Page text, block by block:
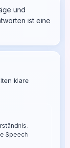
und
ist eine
klare
Speech